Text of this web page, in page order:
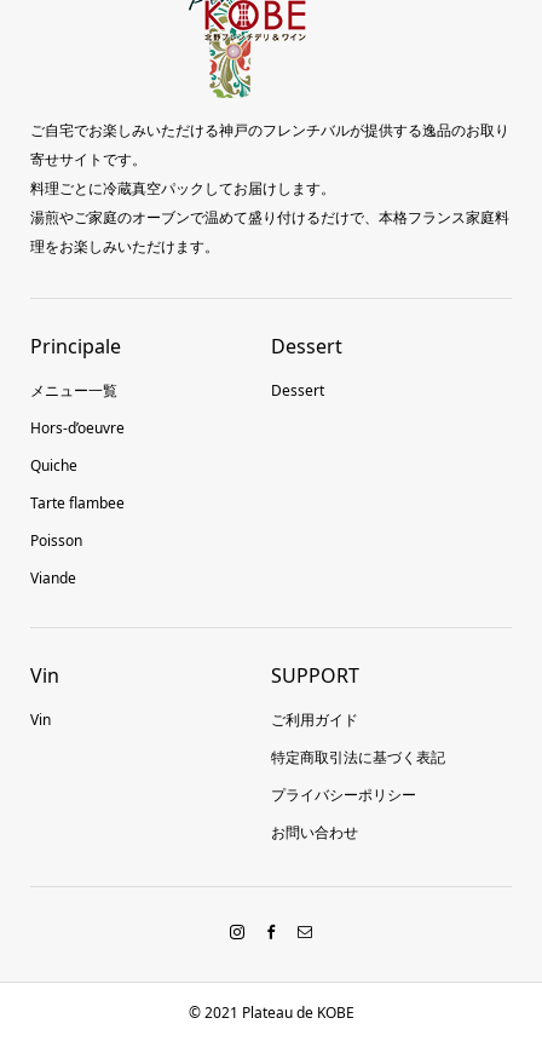
ご自宅でお楽しみいただける神戸のフレンチバルが提供する逸品のお取り
寄せサイトです。
料理ごとに冷蔵真空パックしてお届けします。
湯煎やご家庭のオーブンで温めて盛り付けるだけで、本格フランス家庭料
理をお楽しみいただけます。
Principale
メニュー一覧
Hors-d’oeuvre
Quiche
Tarte flambee
Poisson
Viande
Dessert
Dessert
Vin
Vin
SUPPORT
ご利用ガイド
特定商取引法に基づく表記
プライバシーポリシー
お問い合わせ
© 2021 Plateau de KOBE